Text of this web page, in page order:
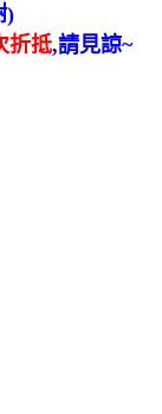
)
折抵,請見諒~